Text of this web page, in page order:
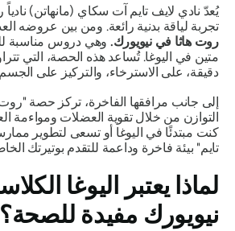
يُعدّ نادي لايف تايم آت سكاي (مانهاتن) نادياً
تجربة لياقة بدنية رائعة. ومن بين عروضه
روت هاثا في نيويورك.وهي دروس مناسبة
دقيقة، على الاسترخاء، والتركيز على الجسم،
إلى جانب مرافقها الفاخرة، تركز حصة
التوازن من خلال تقوية العضلات ومواءمة
كنت مبتدئًا في اليوغا أو تسعى لتطوير
تايم" بيئة فاخرة وداعمة للتقدم بوتيرتك
لماذا يعتبر اليوغا
نيويورك مفيدة للصحة؟